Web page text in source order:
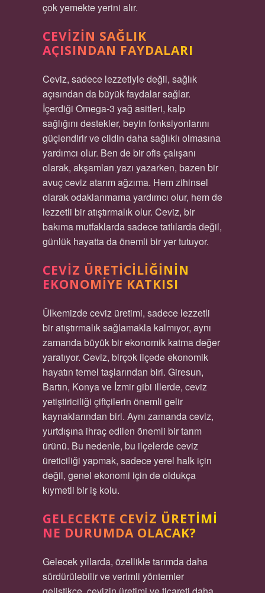
çok yemekte yerini alır.
CEVIZIN SAĞLIK
AÇISINDAN FAYDALARI
Ceviz, sadece lezzetiyle değil, sağlık
açısından da büyük faydalar sağlar.
İçerdiği Omega-3 yağ asitleri, kalp
sağlığını destekler, beyin fonksiyonlarını
güçlendirir ve cildin daha sağlıklı olmasına
yardımcı olur. Ben de bir ofis çalışanı
olarak, akşamları yazı yazarken, bazen bir
avuç ceviz atarım ağzıma. Hem zihinsel
olarak odaklanmama yardımcı olur, hem de
lezzetli bir atıştırmalık olur. Ceviz, bir
bakıma mutfaklarda sadece tatlılarda değil,
günlük hayatta da önemli bir yer tutuyor.
CEVIZ ÜRETICILIĞININ
EKONOMIYE KATKISI
Ülkemizde ceviz üretimi, sadece lezzetli
bir atıştırmalık sağlamakla kalmıyor, aynı
zamanda büyük bir ekonomik katma değer
yaratıyor. Ceviz, birçok ilçede ekonomik
hayatın temel taşlarından biri. Giresun,
Bartın, Konya ve İzmir gibi illerde, ceviz
yetiştiriciliği çiftçilerin önemli gelir
kaynaklarından biri. Aynı zamanda ceviz,
yurtdışına ihraç edilen önemli bir tarım
ürünü. Bu nedenle, bu ilçelerde ceviz
üreticiliği yapmak, sadece yerel halk için
değil, genel ekonomi için de oldukça
kıymetli bir iş kolu.
GELECEKTE CEVIZ ÜRETIMI
NE DURUMDA OLACAK?
Gelecek yıllarda, özellikle tarımda daha
sürdürülebilir ve verimli yöntemler